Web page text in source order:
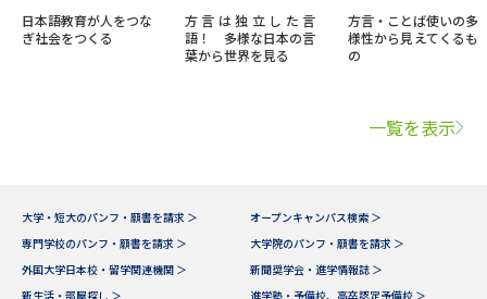
日本語教育が人をつな
ぎ社会をつくる
方言は独立した言
語！ 多様な日本の言
葉から世界を見る
方言・ことば使いの多
様性から見えてくるも
の
一覧を表示
大学・短大のパンフ・願書を請求 ＞
オープンキャンパス検索 ＞
専門学校のパンフ・願書を請求 ＞
大学院のパンフ・願書を請求 ＞
外国大学日本校・留学関連機関 ＞
新聞奨学会・進学情報誌 ＞
新生活・部屋探し ＞
進学塾・予備校、高卒認定予備校 ＞